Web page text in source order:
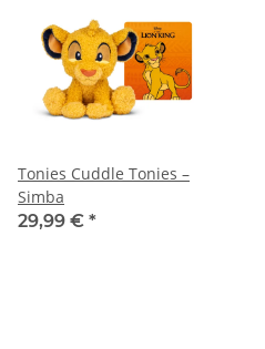
Tonies Cuddle Tonies –
Simba
29,99 € *